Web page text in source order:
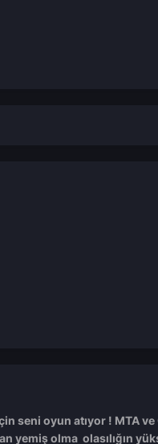
seni oyun atıyor ! MTA
yemiş olma olasılığın